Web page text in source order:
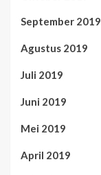
September 2019
Agustus 2019
Juli 2019
Juni 2019
Mei 2019
April 2019